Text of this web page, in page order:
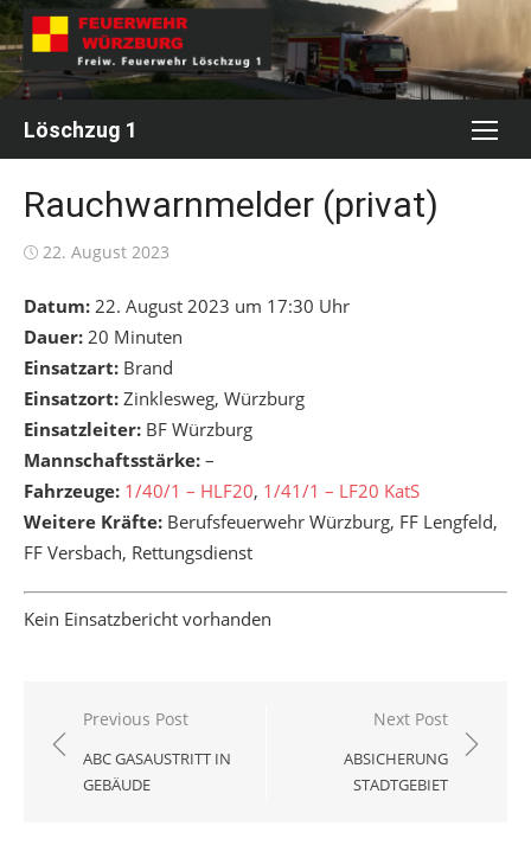
Skip
to
content
Löschzug 1
Rauchwarnmelder (privat)
Posted
22. August 2023
Datum: 22. August 2023 um 17:30 Uhr
Dauer: 20 Minuten
Einsatzart: Brand
Einsatzort: Zinklesweg, Würzburg
Einsatzleiter: BF Würzburg
Mannschaftsstärke: –
Fahrzeuge: 1/40/1 – HLF20, 1/41/1 – LF20 KatS
Weitere Kräfte: Berufsfeuerwehr Würzburg, FF Lengfeld,
FF Versbach, Rettungsdienst
Kein Einsatzbericht vorhanden
Beitragsnavigation
Previous Post
ABC GASAUSTRITT IN
GEBÄUDE
Next Post
ABSICHERUNG
STADTGEBIET